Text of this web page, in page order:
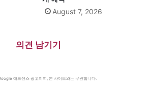
August 7, 2026
의견 남기기
애드센스 광고이며, 본 사이트와는 무관합니다.